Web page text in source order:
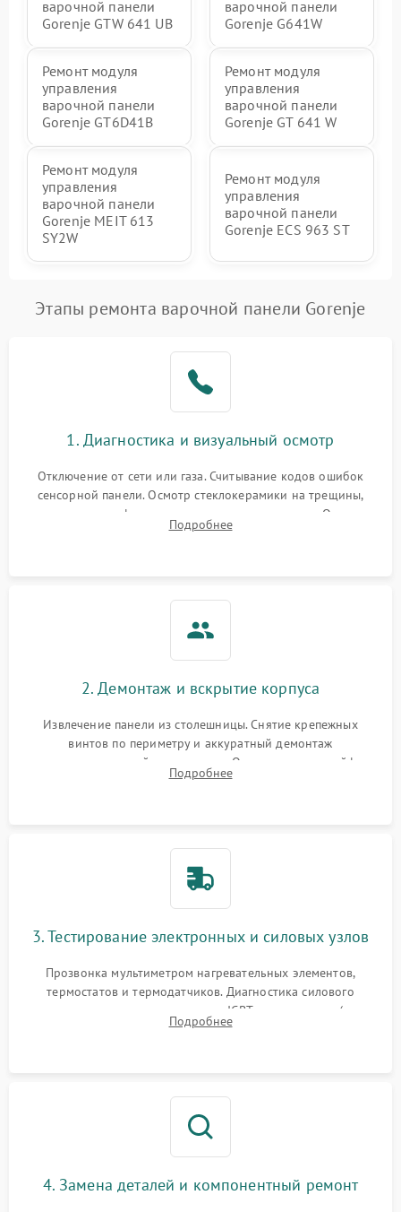
варочной панели
Gorenje GTW 641 UB
варочной панели
Gorenje G641W
Ремонт модуля
управления
варочной панели
Gorenje GT6D41B
Ремонт модуля
управления
варочной панели
Gorenje GT 641 W
Ремонт модуля
управления
варочной панели
Gorenje MEIT 613
SY2W
Ремонт модуля
управления
варочной панели
Gorenje ECS 963 ST
Этапы ремонта варочной панели Gorenje
1. Диагностика и визуальный осмотр
Отключение от сети или газа. Считывание кодов ошибок
сенсорной панели. Осмотр стеклокерамики на трещины,
проверка конфорок на равномерность нагрева. Опрос
клиента о симптомах (не включается, не видит посуду,
Подробнее
2. Демонтаж и вскрытие корпуса
Извлечение панели из столешницы. Снятие крепежных
винтов по периметру и аккуратный демонтаж
стеклокерамической поверхности. Отсоединение шлейфов
сенсорного блока для доступа к силовым платам, катушкам
Подробнее
3. Тестирование электронных и силовых узлов
Прозвонка мультиметром нагревательных элементов,
термостатов и термодатчиков. Диагностика силового
модуля, реле, диодных мостов и IGBT-транзисторов (для
индукции). Проверка кранов и газ-контроля (для газовых
Подробнее
4. Замена деталей и компонентный ремонт